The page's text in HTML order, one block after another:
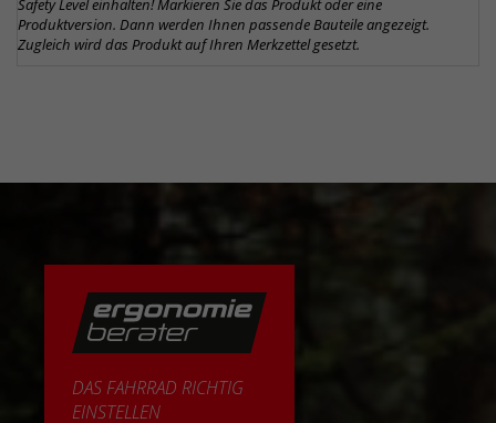
Safety Level einhalten! Markieren Sie das Produkt oder eine
Produktversion. Dann werden Ihnen passende Bauteile angezeigt.
Zugleich wird das Produkt auf Ihren Merkzettel gesetzt.
DAS FAHRRAD RICHTIG
EINSTELLEN